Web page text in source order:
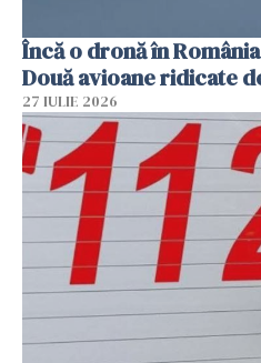
Încă o dronă în
Două avioane ridicate
27 IULIE 2026